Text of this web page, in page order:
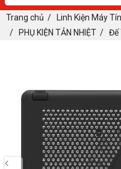
Trang chủ / Linh Kiện Máy
/
PHỤ KIỆN TẢN NHIỆT / Đế